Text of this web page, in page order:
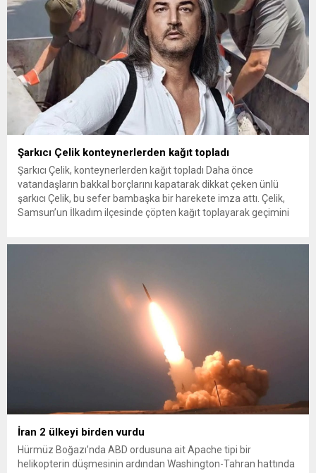
Şarkıcı Çelik konteynerlerden kağıt topladı
Şarkıcı Çelik, konteynerlerden kağıt topladı Daha önce
vatandaşların bakkal borçlarını kapatarak dikkat çeken ünlü
şarkıcı Çelik, bu sefer bambaşka bir harekete imza attı. Çelik,
Samsun’un İlkadım ilçesinde çöpten kağıt toplayarak geçimini
İran 2 ülkeyi birden vurdu
Hürmüz Boğazı’nda ABD ordusuna ait Apache tipi bir
helikopterin düşmesinin ardından Washington-Tahran hattında